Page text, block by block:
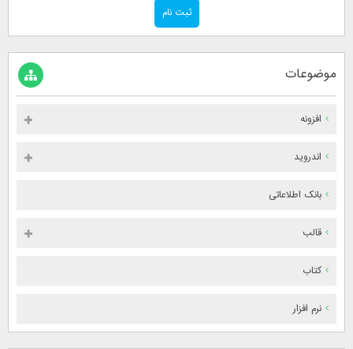
موضوعات
افزونه
اندروید
بانک اطلاعاتی
قالب
کتاب
نرم افزار